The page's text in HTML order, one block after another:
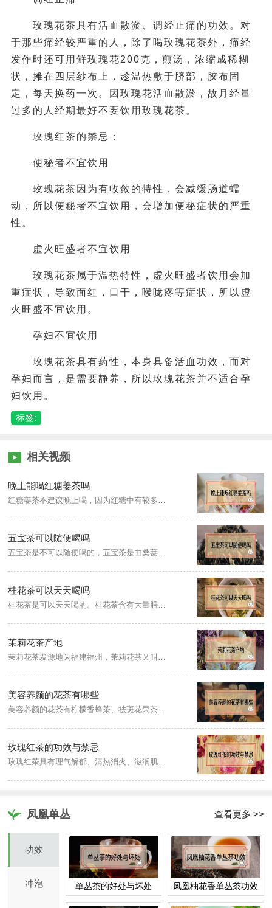
玫瑰花茶具有活血散淤、调经止痛的功效。对
于那些痛经较严重的人，除了喝玫瑰花茶外，痛经
发作时还可用鲜玫瑰花200克，煎汤，浓缩成稀糊
状，摊在四层纱布上，趁温热敷于脐部，胶布固
定，每天换药一次。因玫瑰花活血散淤，故月经量
过多的人经期最好不要饮用玫瑰花茶。
玫瑰红茶的禁忌：
便秘者不宜饮用
玫瑰花茶因为有收敛的特性，会减缓肠道蠕
动，所以便秘者不宜饮用，会增加便秘症状的严重
性。
虚火旺盛者不宜饮用
玫瑰花茶属于温热特性，虚火旺盛者饮用会加
重症状，导致面红，口干，喉咙疼等症状，所以虚
火旺盛不宜饮用。
孕妇不宜饮用
玫瑰花茶具有药性，本身具备活血功效，而对
孕妇而言，是需要静养，所以玫瑰花茶并不适合孕
妇饮用。
标签:
相关视频
晚上能喝红糖姜茶吗
五宝茶可以随便喝吗
桂花茶可以天天喝吗
茉莉花茶产地
美容养颜的花茶有哪些
玫瑰红茶的功效与禁忌
凤凰单丛 查看更多 >>
功效
冲泡 单丛茶的好处与坏处 凤凰柚花香单丛茶功效